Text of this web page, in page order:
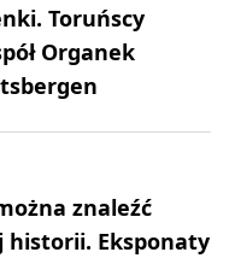
Toruńscy
Organek
znaleźć
historii. Eksponaty